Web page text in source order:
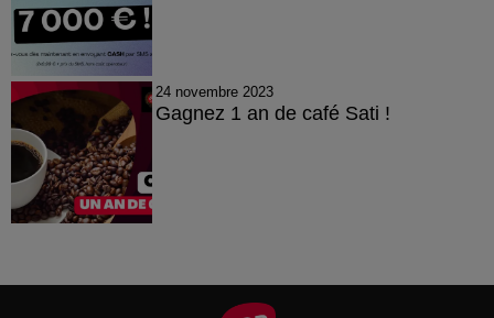
24 novembre 2023
Gagnez 1 an de café Sati !